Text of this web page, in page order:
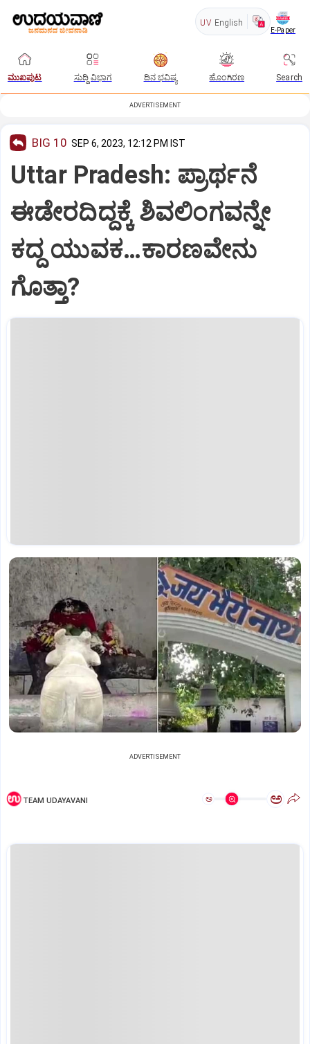
UV English
E-Paper
ಮುಖಪುಟ ಸುದ್ದಿ ವಿಭಾಗ ದಿನ ಭವಿಷ್ಯ ಹೊಂಗಿರಣ Search
ADVERTISEMENT
BIG 10 SEP 6, 2023, 12:12 PM IST
Uttar Pradesh: ಪ್ರಾರ್ಥನೆ
ಈಡೇರದಿದ್ದಕ್ಕೆ ಶಿವಲಿಂಗವನ್ನೇ
ಕದ್ದ ಯುವಕ…ಕಾರಣವೇನು
ಗೊತ್ತಾ?
ADVERTISEMENT
TEAM UDAYAVANI ಅ ಅ